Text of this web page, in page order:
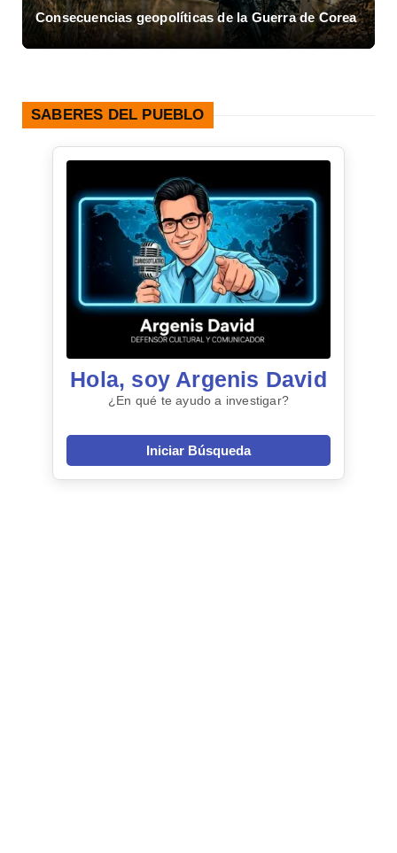
Consecuencias geopolíticas de la Guerra de Corea
SABERES DEL PUEBLO
Hola, soy Argenis David
¿En qué te ayudo a investigar?
Iniciar Búsqueda